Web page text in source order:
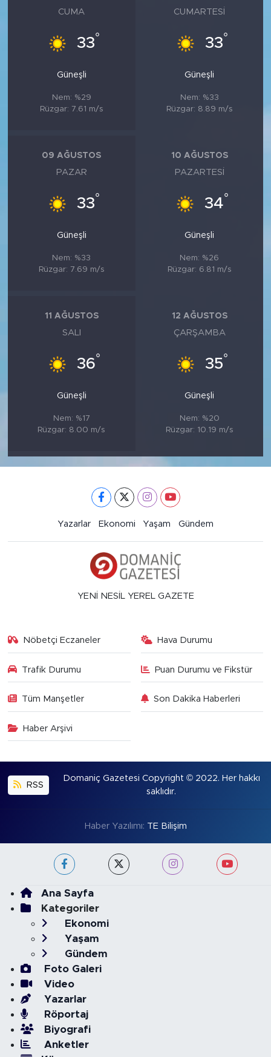
CUMA
33°
Güneşli
Nem: %29
Rüzgar: 7.61 m/s
CUMARTESI
33°
Güneşli
Nem: %33
Rüzgar: 8.89 m/s
09 AĞUSTOS
PAZAR
33°
Güneşli
Nem: %33
Rüzgar: 7.69 m/s
10 AĞUSTOS
PAZARTESI
34°
Güneşli
Nem: %26
Rüzgar: 6.81 m/s
11 AĞUSTOS
SALI
36°
Güneşli
Nem: %17
Rüzgar: 8.00 m/s
12 AĞUSTOS
ÇARŞAMBA
35°
Güneşli
Nem: %20
Rüzgar: 10.19 m/s
Yazarlar Ekonomi Yaşam Gündem
YENİ NESİL YEREL GAZETE
Nöbetçi Eczaneler Hava Durumu
Trafik Durumu Puan Durumu ve Fikstür
Tüm Manşetler Son Dakika Haberleri
Haber Arşivi
RSS
Domaniç Gazetesi Copyright © 2022. Her hakkı
saklıdır.
Haber Yazılımı: TE Bilişim
Ana Sayfa
Kategoriler
Ekonomi
Yaşam
Gündem
Foto Galeri
Video
Yazarlar
Röportaj
Biyografi
Anketler